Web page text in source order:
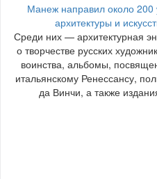
Манеж направил около 200
архитектуры и
Среди них — архитектурная
о творчестве русских
воинства, альбомы,
итальянскому Ренессансу,
да Винчи, а также